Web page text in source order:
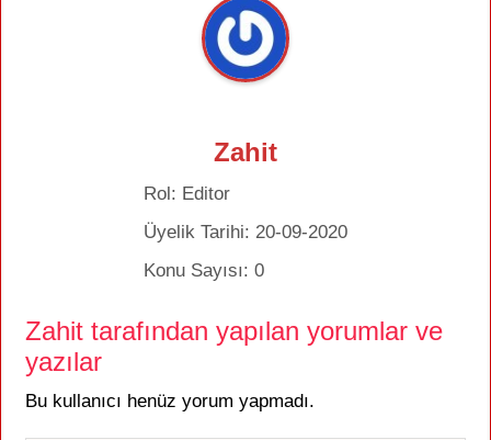
Zahit
Rol: Editor
Üyelik Tarihi: 20-09-2020
Konu Sayısı: 0
Zahit tarafından yapılan yorumlar ve
yazılar
Bu kullanıcı henüz yorum yapmadı.